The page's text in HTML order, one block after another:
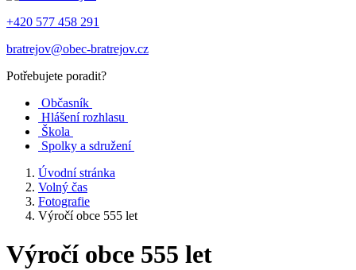
+420 577 458 291
bratrejov@obec-bratrejov.cz
Potřebujete poradit?
Občasník
Hlášení rozhlasu
Škola
Spolky a sdružení
Úvodní stránka
Volný čas
Fotografie
Výročí obce 555 let
Výročí obce 555 let